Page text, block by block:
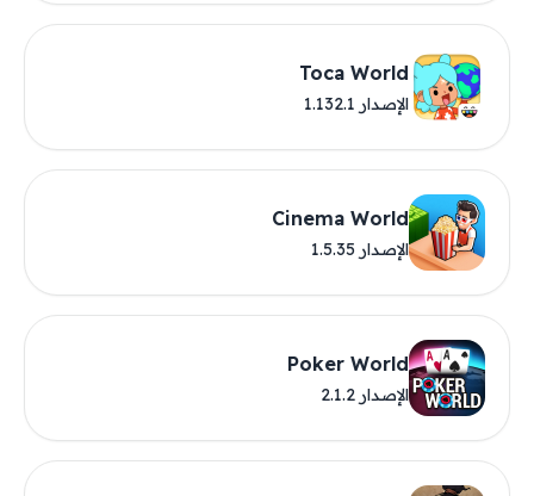
Toca World
الإصدار 1.132.1
Cinema World
الإصدار 1.5.35
Poker World
الإصدار 2.1.2